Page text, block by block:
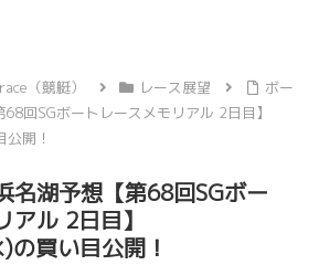
（競艇） レース展望
ボー
回SGボートレースメモリアル 2日目】
開！
名湖予想【第68回SGボー
アル 2日目】
買い目公開！